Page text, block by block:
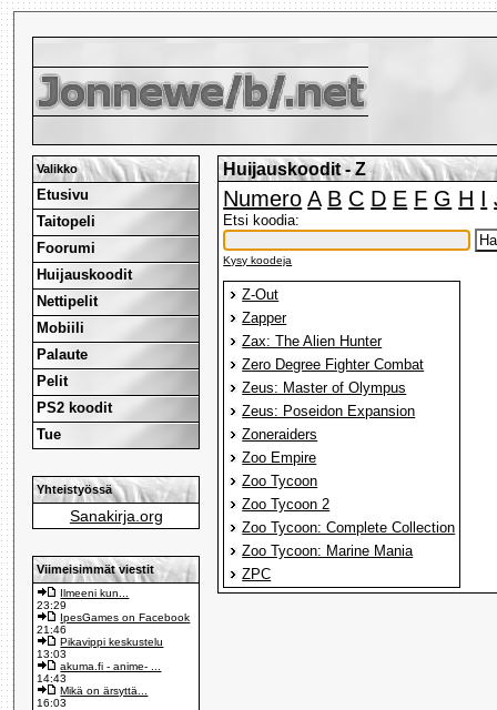
Valikko
Etusivu
Taitopeli
Foorumi
Huijauskoodit
Nettipelit
Mobiili
Palaute
Pelit
PS2 koodit
Tue
Yhteistyössä
Sanakirja.org
Viimeisimmät viestit
Ilmeeni kun...
23:29
IpesGames on Facebook
21:46
Pikavippi keskustelu
13:03
akuma.fi - anime- ...
14:43
Mikä on ärsyttä...
16:03
Huijauskoodit - Z
Numero A B C D E F G H I
Etsi koodia:
Kysy koodeja
Z-Out
Zapper
Zax: The Alien Hunter
Zero Degree Fighter Combat
Zeus: Master of Olympus
Zeus: Poseidon Expansion
Zoneraiders
Zoo Empire
Zoo Tycoon
Zoo Tycoon 2
Zoo Tycoon: Complete Collection
Zoo Tycoon: Marine Mania
ZPC